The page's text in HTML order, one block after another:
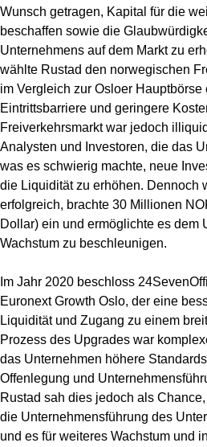
Wunsch getragen, Kapital für die
beschaffen sowie die
Unternehmens auf dem Markt zu
wählte Rustad den norwegischen
im Vergleich zur Osloer
Eintrittsbarriere und geringere
Freiverkehrsmarkt war jedoch
Analysten und Investoren, die das
was es schwierig machte, neue
die Liquidität zu erhöhen. Dennoch
erfolgreich, brachte 30 Millionen
Dollar) ein und ermöglichte es dem
Wachstum zu beschleunigen.
Im Jahr 2020 beschloss
Euronext Growth Oslo, der eine
Liquidität und Zugang zu einem
Prozess des Upgrades war
das Unternehmen höhere
Offenlegung und
Rustad sah dies jedoch als
die Unternehmensführung des
und es für weiteres Wachstum und